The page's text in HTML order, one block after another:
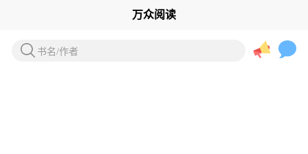
万众阅读
书名/作者